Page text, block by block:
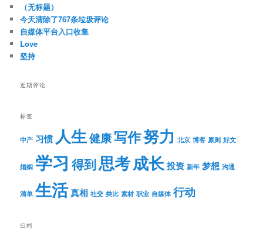
（无标题）
今天清除了767条垃圾评论
自媒体平台入口收集
Love
坚持
近期评论
标签
中产 习惯 人生健康写作努力 北京 博客 原则 好文
婚姻 学习 得到思考成长投资 新年 梦想 沟通
清单 生活真相 社交 类比 素材 职业 自媒体 行动
归档